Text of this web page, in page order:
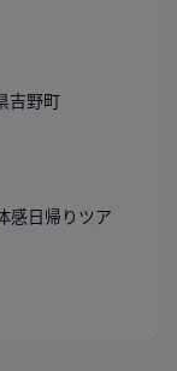
吉野町
感日帰りツア